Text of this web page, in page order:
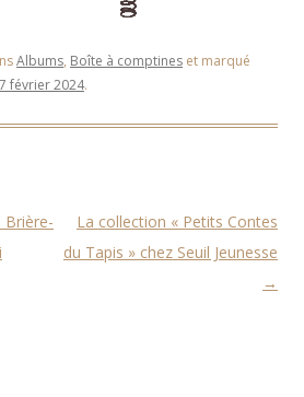
Albums, Boîte à comptines et marqué
7 février 2024.
Brière-
La collection « Petits Contes
du Tapis » chez Seuil Jeunesse
→